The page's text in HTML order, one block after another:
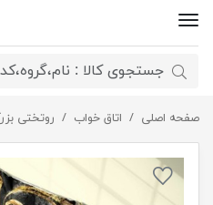
صفحه اصلی اتاق خواب روتختی ست پرده و روتختی